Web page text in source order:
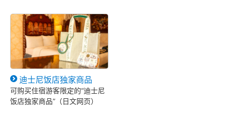
迪士尼饭店独家商品
可购买住宿游客限定的“迪士尼
饭店独家商品”（日文网页）